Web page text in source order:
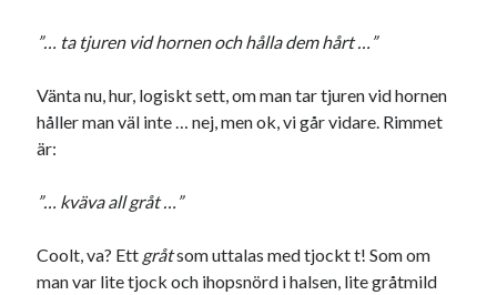
”… ta tjuren vid hornen och hålla dem hårt …”
Vänta nu, hur, logiskt sett, om man tar tjuren vid hornen
håller man väl inte … nej, men ok, vi går vidare. Rimmet
är:
”… kväva all gråt …”
Coolt, va? Ett gråtsom uttalas med tjockt t! Som om
man var lite tjock och ihopsnörd i halsen, lite gråtmild